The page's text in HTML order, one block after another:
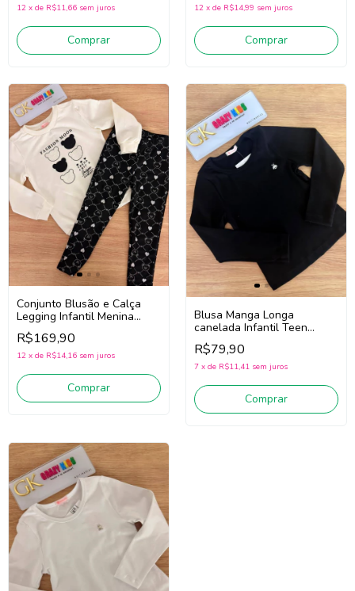
12 x de R$11,66 sem juros
Comprar
12 x de R$14,99 sem juros
Comprar
Conjunto Blusão e Calça
Legging Infantil Menina
SOMNII 3261067 (Off White
/ Preto)
R$169,90
12 x de R$14,16 sem juros
Comprar
Blusa Manga Longa
canelada Infantil Teen
Menina Somnii 4261013
(Preto)
R$79,90
7 x de R$11,41 sem juros
Comprar